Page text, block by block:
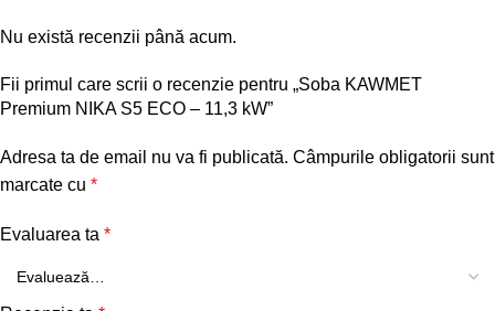
Nu există recenzii până acum.
Fii primul care scrii o recenzie pentru „Soba KAWMET
Premium NIKA S5 ECO – 11,3 kW”
Adresa ta de email nu va fi publicată. Câmpurile obligatorii sunt
marcate cu *
Evaluarea ta *